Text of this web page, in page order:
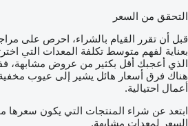
التحقق من السعر
قبل أن تقرر القيام بالشراء، احرص على
بعناية لفهم متوسط تكلفة المعدات التي
الذي أعجبك أقل بكثير من عروض مشابهة،
هناك فرق أسعار هائل يشير إلى عيوب مخفية
أعمال احتيالية.
ابتعد عن شراء المنتجات التي يكون
السعر لمعدات مشابهة.